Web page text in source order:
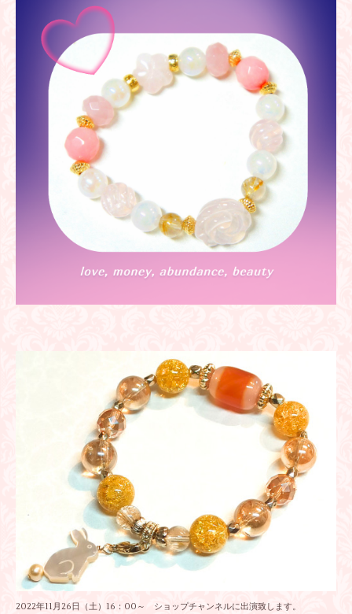
2022年11月26日（土）16：00～ ショップチャンネルに出演致します。